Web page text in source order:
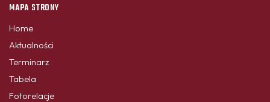
MAPA STRONY
Home
Aktualności
Terminarz
Tabela
Fotorelacje